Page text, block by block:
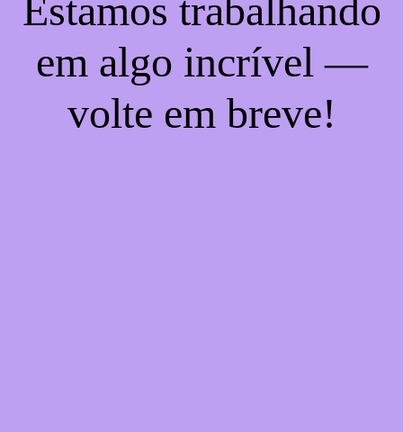
Estamos trabalhando
em algo incrível —
volte em breve!